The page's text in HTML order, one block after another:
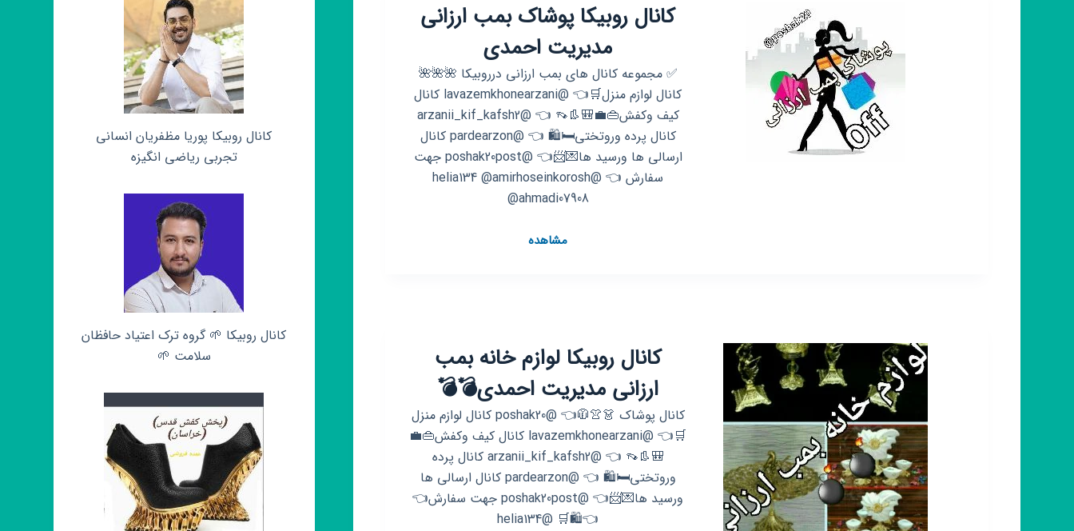
کانال روبیکا پوشاک بمب ارزانی
مدیریت احمدی
✅ مجموعه کانال های بمب ارزانی درروبیکا 🌺🌺🌺
کانال لوازم منزل🛒👈 @lavazemkhonearzani کانال
کیف وکفش👜💼🎒👢👡 👈 @arzanii_kif_kafsh2
کانال پرده وروتختی🛏🛍 👈 @pardearzon کانال
ارسالی ها ورسید ها💌📨👈 @poshak20post جهت
سفارش 👈 @helia134 @amirhoseinkorosh
@ahmadi07908
مشاهدهکانال
احمدی
کانال روبیکا لوازم خانه بمب
ارزانی مدیریت احمدی💣💣
کانال پوشاک 👗👚🧥👈 @poshak20 کانال لوازم منزل
🛒👈 @lavazemkhonearzani کانال کیف وکفش👜💼
🎒👢👡 👈 @arzanii_kif_kafsh2 کانال پرده
وروتختی🛏🛍 👈 @pardearzon کانال ارسالی ها
ورسید ها💌📨👈 @poshak20post جهت سفارش👈
👈🛍🛒 @helia134
کانال روبیکا پوریا مظفریان انسانی
تجربی ریاضی انگیزه
کانال روبیکا 🌱 گروه ترک اعتیاد حافظان
سلامت 🌱